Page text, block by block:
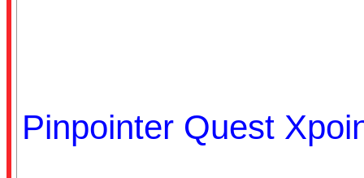
Pinpointer Quest